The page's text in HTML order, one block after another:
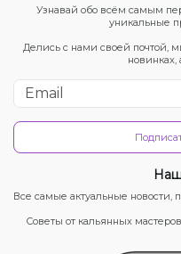
Узнавай обо всём самым
уникальные
Делись с нами своей почтой,
новинках,
Все самые актуальные новости,
Советы от кальянных